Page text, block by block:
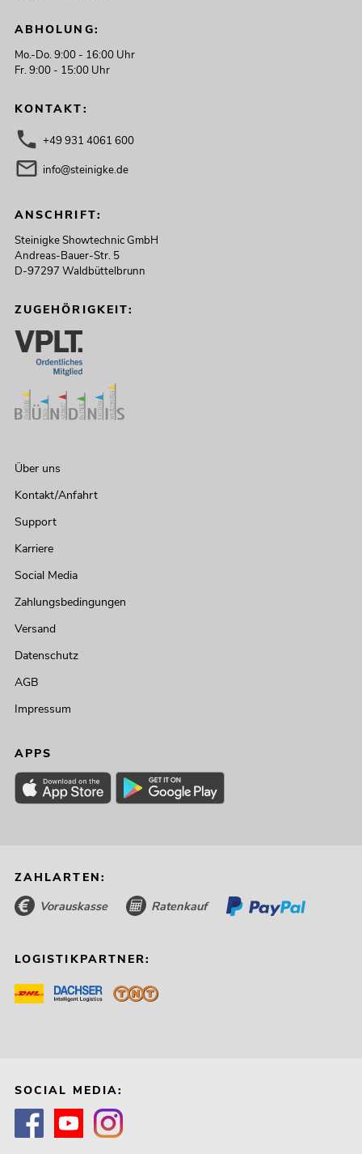
ABHOLUNG:
Mo.-Do. 9:00 - 16:00 Uhr
Fr. 9:00 - 15:00 Uhr
KONTAKT:
+49 931 4061 600
info@steinigke.de
ANSCHRIFT:
Steinigke Showtechnic GmbH
Andreas-Bauer-Str. 5
D-97297 Waldbüttelbrunn
ZUGEHÖRIGKEIT:
Über uns
Kontakt/Anfahrt
Support
Karriere
Social Media
Zahlungsbedingungen
Versand
Datenschutz
AGB
Impressum
APPS
ZAHLARTEN:
Vorauskasse Ratenkauf
LOGISTIKPARTNER:
SOCIAL MEDIA: